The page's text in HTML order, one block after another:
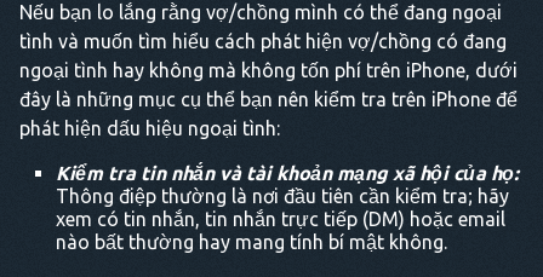
Nếu bạn lo lắng rằng vợ/chồng mình có thể đang ngoại
tình và muốn tìm hiểu cách phát hiện vợ/chồng có đang
ngoại tình hay không mà không tốn phí trên iPhone, dưới
đây là những mục cụ thể bạn nên kiểm tra trên iPhone để
phát hiện dấu hiệu ngoại tình:
Kiểm tra tin nhắn và tài khoản mạng xã hội của họ:
Thông điệp thường là nơi đầu tiên cần kiểm tra; hãy
xem có tin nhắn, tin nhắn trực tiếp (DM) hoặc email
nào bất thường hay mang tính bí mật không.